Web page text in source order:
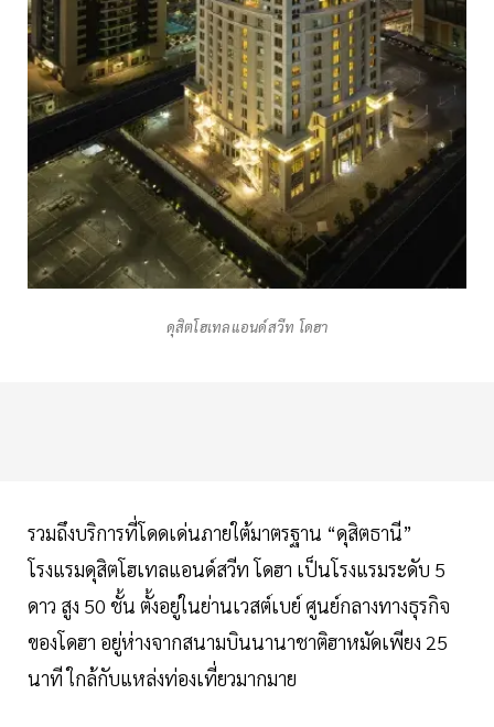
ดุสิตโฮเทลแอนด์สวีท โดฮา
รวมถึงบริการที่โดดเด่นภายใต้มาตรฐาน “ดุสิตธานี”
โรงแรมดุสิตโฮเทลแอนด์สวีท โดฮา เป็นโรงแรมระดับ 5
ดาว สูง 50 ชั้น ตั้งอยู่ในย่านเวสต์เบย์ ศูนย์กลางทางธุรกิจ
ของโดฮา อยู่ห่างจากสนามบินนานาชาติฮาหมัดเพียง 25
นาที ใกล้กับแหล่งท่องเที่ยวมากมาย